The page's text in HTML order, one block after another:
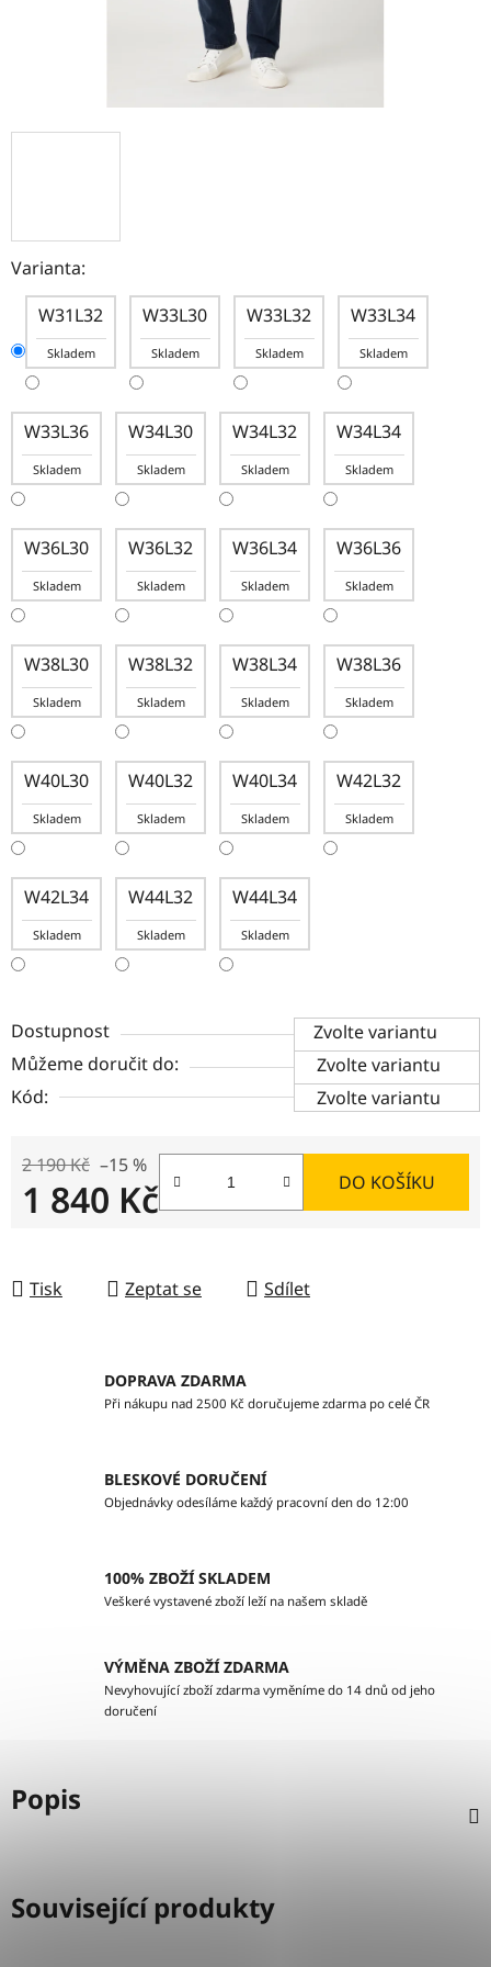
Varianta:
W31L32
Skladem
W33L30
Skladem
W33L32
Skladem
W33L34
Skladem
W33L36
Skladem
W34L30
Skladem
W34L32
Skladem
W34L34
Skladem
W36L30
Skladem
W36L32
Skladem
W36L34
Skladem
W36L36
Skladem
W38L30
Skladem
W38L32
Skladem
W38L34
Skladem
W38L36
Skladem
W40L30
Skladem
W40L32
Skladem
W40L34
Skladem
W42L32
Skladem
W42L34
Skladem
W44L32
Skladem
W44L34
Skladem
Dostupnost
Zvolte variantu
Můžeme doručit do:
Zvolte variantu
Kód:
Zvolte variantu
2 190 Kč –15 %
1 840 Kč DO KOŠÍKU
Tisk Zeptat se Sdílet
DOPRAVA ZDARMA
Při nákupu nad 2500 Kč doručujeme zdarma po celé ČR
BLESKOVÉ DORUČENÍ
Objednávky odesíláme každý pracovní den do 12:00
100% ZBOŽÍ SKLADEM
Veškeré vystavené zboží leží na našem skladě
VÝMĚNA ZBOŽÍ ZDARMA
Nevyhovující zboží zdarma vyměníme do 14 dnů od jeho
doručení
Popis
Související produkty